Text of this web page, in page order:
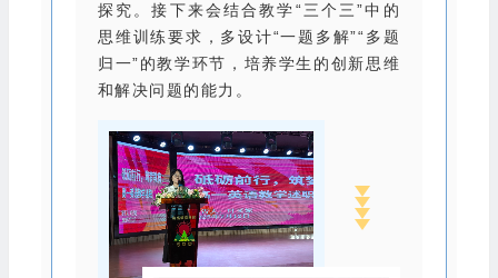
探究。接下来会结合教学“三个三”中的
思维训练要求，多设计“一题多解”“多题
归一”的教学环节，培养学生的创新思维
和解决问题的能力。